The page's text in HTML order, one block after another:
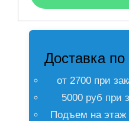
Доставка
от 2700 при
5000 руб при
Подъем на